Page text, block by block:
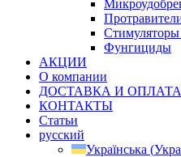
Стимуляторы
Фунгициды
АКЦИИ
О компании
ДОСТАВКА И ОПЛАТА
КОНТАКТЫ
Статьи
русский
Українська (